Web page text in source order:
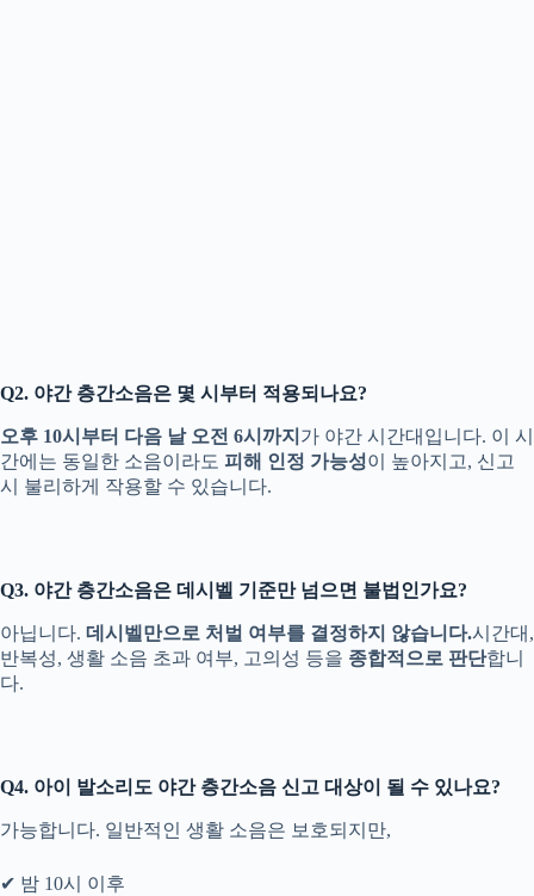
Q2. 야간 층간소음은 몇 시부터 적용되나요?
오후 10시부터 다음 날 오전 6시까지 가 야간 시간대입니다. 이 시
간에는 동일한 소음이라도 피해 인정 가능성이 높아지고, 신고
시 불리하게 작용할 수 있습니다.
Q3. 야간 층간소음은 데시벨 기준만 넘으면 불법인가요?
아닙니다. 데시벨만으로 처벌 여부를 결정하지 않습니다.시간대,
반복성, 생활 소음 초과 여부, 고의성 등을 종합적으로 판단합니
다.
Q4. 아이 발소리도 야간 층간소음 신고 대상이 될 수 있나요?
가능합니다. 일반적인 생활 소음은 보호되지만,
✔ 밤 10시 이후